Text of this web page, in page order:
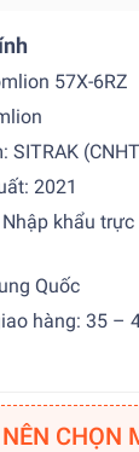
57X-6RZ
SITRAK
2021
khẩu
Quốc
hàng: 35 –
NÊN CHỌN